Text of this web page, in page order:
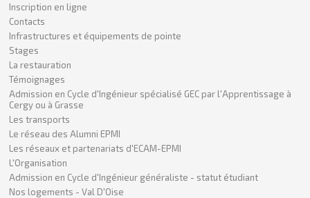
Inscription en ligne
Contacts
Infrastructures et équipements de pointe
Stages
La restauration
Témoignages
Admission en Cycle d'Ingénieur spécialisé GEC par l'Apprentissage à
Cergy ou à Grasse
Les transports
Le réseau des Alumni EPMI
Les réseaux et partenariats d'ECAM-EPMI
L'Organisation
Admission en Cycle d'Ingénieur généraliste - statut étudiant
Nos logements - Val D'Oise